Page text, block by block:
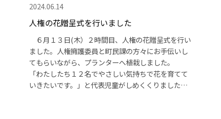
2024.06.14
人権の花贈呈式を行いました
６月１３日(木）２時間目、人権の花贈呈式を行い
ました。人権擁護委員と町民課の方々にお手伝いし
てもらいながら、プランターへ植栽しました。
「わたしたち１２名でやさしい気持ちで花を育てて
いきたいです。」と代表児童がしめくくりました。